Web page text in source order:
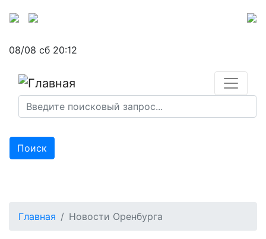
содержанию
08/08 сб 20:12
Поиск
Главная Новости Оренбурга